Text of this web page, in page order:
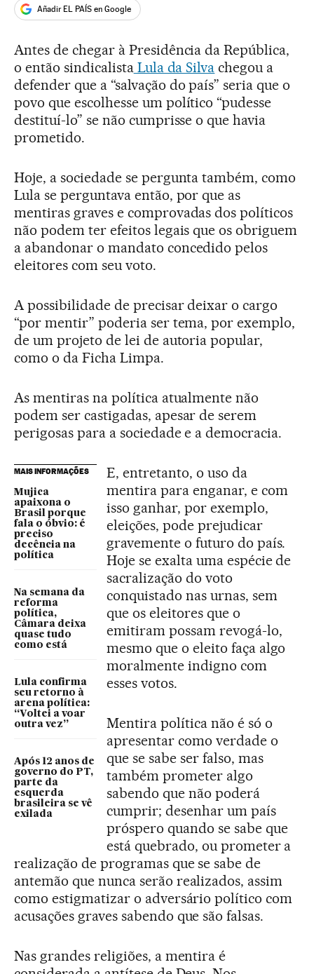
Añadir EL PAÍS en Google
Antes de chegar à Presidência da República,
o então sindicalistaLula da Silva chegou a
defender que a “salvação do país” seria que o
povo que escolhesse um político “pudesse
destituí-lo” se não cumprisse o que havia
prometido.
Hoje, a sociedade se pergunta também, como
Lula se perguntava então, por que as
mentiras graves e comprovadas dos políticos
não podem ter efeitos legais que os obriguem
a abandonar o mandato concedido pelos
eleitores com seu voto.
A possibilidade de precisar deixar o cargo
“por mentir” poderia ser tema, por exemplo,
de um projeto de lei de autoria popular,
como o da Ficha Limpa.
As mentiras na política atualmente não
podem ser castigadas, apesar de serem
perigosas para a sociedade e a democracia.
MAIS INFORMAÇÕES
Mujica
apaixona o
Brasil porque
fala o óbvio: é
preciso
decência na
política
Na semana da
reforma
política,
Câmara deixa
quase tudo
como está
Lula confirma
seu retorno à
arena política:
“Voltei a voar
outra vez”
Após 12 anos de
governo do PT,
parte da
esquerda
brasileira se vê
exilada
E, entretanto, o uso da
mentira para enganar, e com
isso ganhar, por exemplo,
eleições, pode prejudicar
gravemente o futuro do país.
Hoje se exalta uma espécie de
sacralização do voto
conquistado nas urnas, sem
que os eleitores que o
emitiram possam revogá-lo,
mesmo que o eleito faça algo
moralmente indigno com
esses votos.
Mentira política não é só o
apresentar como verdade o
que se sabe ser falso, mas
também prometer algo
sabendo que não poderá
cumprir; desenhar um país
próspero quando se sabe que
está quebrado, ou prometer a
realização de programas que se sabe de
antemão que nunca serão realizados, assim
como estigmatizar o adversário político com
acusações graves sabendo que são falsas.
Nas grandes religiões, a mentira é